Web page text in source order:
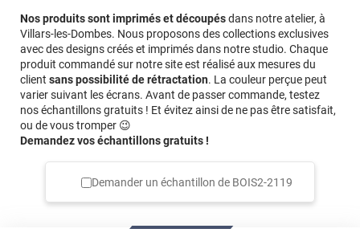
Nos produits sont imprimés et découpésdans notre atelier, à
Villars-les-Dombes. Nous proposons des collections exclusives
avec des designs créés et imprimés dans notre studio. Chaque
produit commandé sur notre site est réalisé aux mesures du
client sans possibilité de rétractation. La couleur perçue peut
varier suivant les écrans. Avant de passer commande, testez
nos échantillons gratuits ! Et évitez ainsi de ne pas être satisfait,
ou de vous tromper 😉
Demandez vos échantillons gratuits !
Demander un échantillon de BOIS2-2119